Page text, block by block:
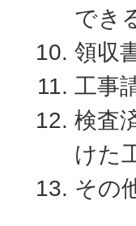
でき
領収
工事
検査
けた
その